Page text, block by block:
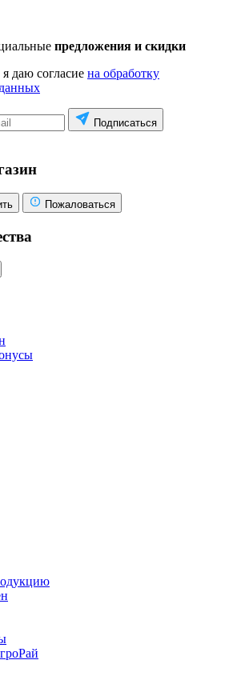
предложения и скидки
даю согласие на обработку
Подписаться
Пожаловаться